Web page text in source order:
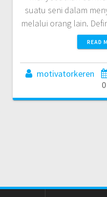
suatu seni dalam
melalui orang lain.
READ
motivatorkeren
0